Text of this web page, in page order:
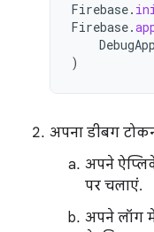
Firebase.
Firebase.
)
अपना डीबग
अपने
पर चलाएं.
अपने लॉग